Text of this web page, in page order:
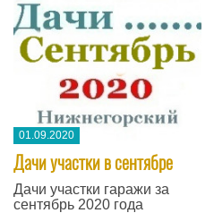
01.09.2020
Дачи участки в сентябре
Дачи участки гаражи за
сентябрь 2020 года